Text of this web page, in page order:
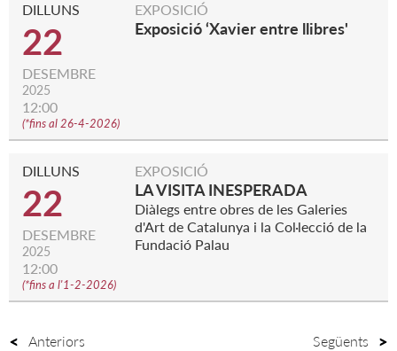
DILLUNS
22
DESEMBRE
2025
12:00
(*fins al 26-4-2026)
EXPOSICIÓ
Exposició ‘Xavier entre llibres'
DILLUNS
22
DESEMBRE
2025
12:00
(*fins a l'1-2-2026)
EXPOSICIÓ
LA VISITA INESPERADA
Diàlegs entre obres de les Galeries
d'Art de Catalunya i la Col·lecció de la
Fundació Palau
Anteriors Següents